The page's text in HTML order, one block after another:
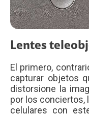
Lentes
El primero,
capturar objetos
distorsione la
por los conciertos,
celulares con